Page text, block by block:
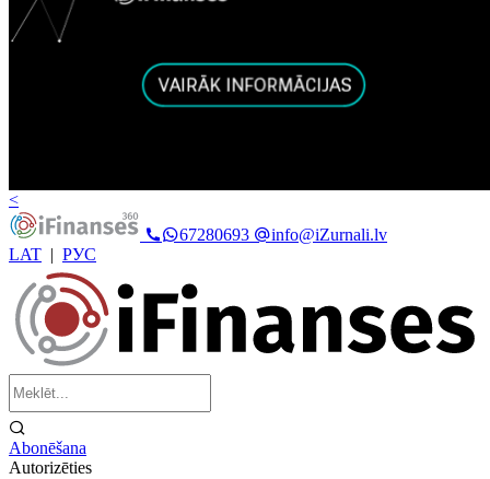
<
67280693
info@iZurnali.lv
LAT | РУС
Abonēšana
Autorizēties